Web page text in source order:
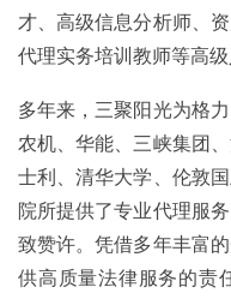
才、高级信息分析师、
代理实务培训教师等高级
多年来，三聚阳光为格
农机、华能、三峡集团
士利、清华大学、伦敦
院所提供了专业代理服
致赞许。凭借多年丰富
供高质量法律服务的责